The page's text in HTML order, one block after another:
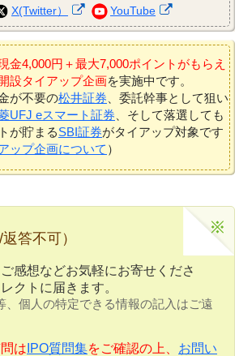
X(Twitter） YouTube
金4,000円＋最大7,000ポイントがもらえ
設タイアップ企画を実施中です。
が不要の松井証券 、委託幹事として狙い
UFJ eスマート証券 、そして落選しても
が貯まるSBI証券がタイアップ対象です
ップ企画について ）
答不可）
感想などお気軽にお寄せくださ
クトに届きます。
個人の特定できる情報の記入はご遠
は IPO質問集をご確認の上、 お問い